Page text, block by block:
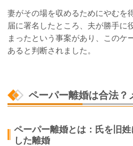
妻がその場を収めるためにやむを
届に署名したところ、夫が勝手に
まったという事案があり、このケ
あると判断されました。
ペーパー離婚は合法？
ペーパー離婚とは：氏を旧
した離婚